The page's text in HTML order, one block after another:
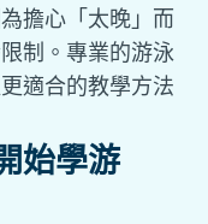
擔心「太晚」而
制。專業的游泳
適合的教學方法
始學游